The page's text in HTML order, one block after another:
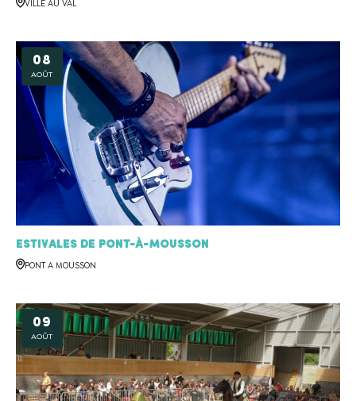
VILLE AU VAL
08
AOÛT
Estivales de Pont-à-Mousson
PONT A MOUSSON
09
AOÛT